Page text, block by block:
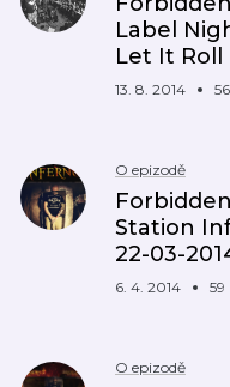
Label
Let It Roll
13. 8. 2014
O epizodě
Station
22-03-
6. 4. 2014 59
O epizodě